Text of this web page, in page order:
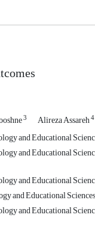
3 Alireza Assareh4
and Educational
and Educational
and Educational
and Educational
and Educational